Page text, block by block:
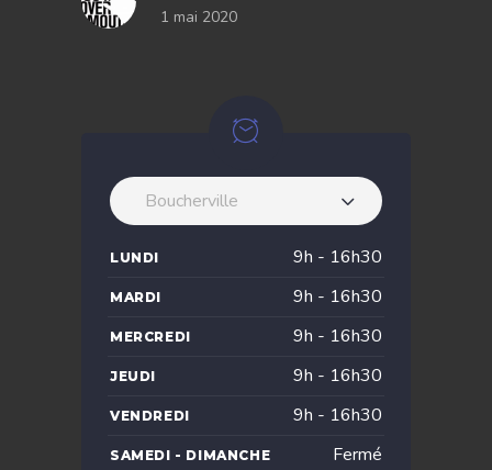
1 mai 2020
Boucherville
LUNDI 9h - 16h30
MARDI 9h - 16h30
MERCREDI 9h - 16h30
JEUDI 9h - 16h30
VENDREDI 9h - 16h30
SAMEDI - DIMANCHE Fermé